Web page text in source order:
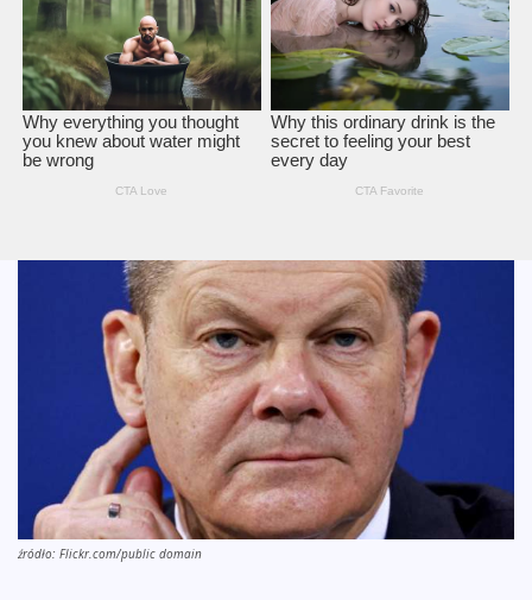
źródło: Flickr.com/public domain